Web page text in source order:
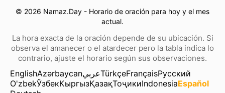
© 2026 Namaz.Day - Horario de oración para hoy y el mes
actual.
La hora exacta de la oración depende de su ubicación. Si
observa el amanecer o el atardecer pero la tabla indica lo
contrario, ajuste el horario según sus observaciones.
EnglishAzərbaycanعربيTürkçeFrançaisРусский
O'zbekЎзбекКыргызҚазақТоҷикиIndonesiaEspañol